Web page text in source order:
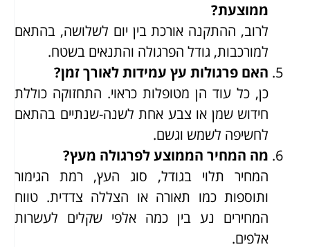
ממוצעת?
לרוב, ההתקנה אורכת בין יום לשלושה, בהתאם
למורכבות, גודל הפרגולה והתנאים בשטח.
האם פרגולות עץ עמידות לאורך זמן?
כן, כל עוד הן מטופלות כראוי. התחזוקה כוללת
חידוש שמן או צבע אחת לשנה-שנתיים בהתאם
לחשיפה לשמש וגשם.
מה המחיר הממוצע לפרגולה מעץ?
המחיר תלוי בגודל, סוג העץ, רמת הגימור
ותוספות כמו תאורה או הצללה צדדית. טווח
המחירים נע בין כמה אלפי שקלים לעשרות
אלפים.